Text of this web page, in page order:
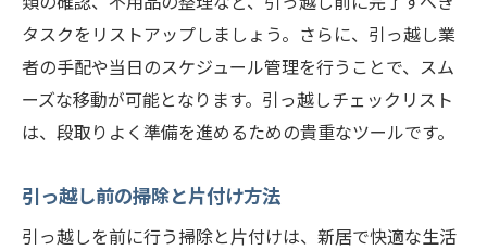
タスクをリストアップしましょう。さらに、引っ越し業
者の手配や当日のスケジュール管理を行うことで、スム
ーズな移動が可能となります。引っ越しチェックリスト
は、段取りよく準備を進めるための貴重なツールです。
引っ越し前の掃除と片付け方法
引っ越しを前に行う掃除と片付けは、新居で快適な生活